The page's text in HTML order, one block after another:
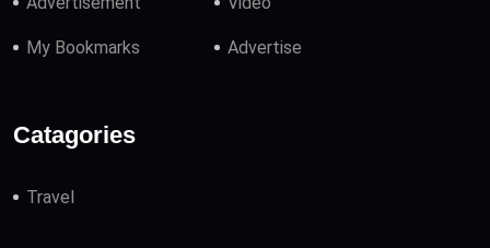
My Bookmarks Advertise
Catagories
Travel